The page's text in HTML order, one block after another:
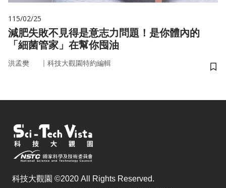
115/02/25
減肥失敗不見得是意志力問題！是你體內的
「細菌管家」在幫你囤油
洪孟樊 ｜ 科技大觀園特約編輯
儲
科技大觀園 ©2020 All Rights Reserved.